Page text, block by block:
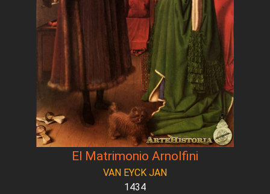
El Matrimonio Arnolfini
VAN EYCK JAN
1434